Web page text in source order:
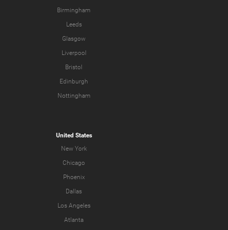
Birmingham
Leeds
Glasgow
Liverpool
Bristol
Edinburgh
Nottingham
United States
New York
Chicago
Phoenix
Dallas
Los Angeles
Atlanta